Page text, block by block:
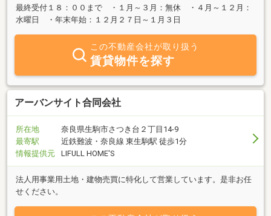
最終受付１８：００まで ・１月～３月：無休 ・４月～１２月：
水曜日 ・年末年始：１２月２７日～１月３日
この不動産会社が取り扱う
賃貸物件を探す
アーバンサイト合同会社
所在地
奈良県生駒市さつき台２丁目14-9
最寄駅
近鉄難波・奈良線 東生駒駅 徒歩1分
情報提供元
LIFULL HOME'S
法人用事業用土地・建物売買に特化して営業しています。是非お任
せください。